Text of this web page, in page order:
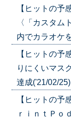
【ヒットの
〈「カスタ
内でカラオケ
【ヒットの
りにくいマス
達成('21/02/25)
【ヒットの
ｒｉｎｔＰｏ